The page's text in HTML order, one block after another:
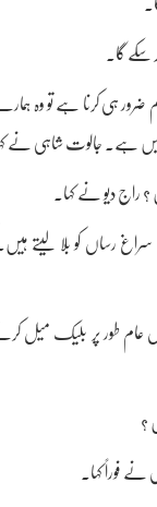
سکے گا۔
ضرور ہی کرنا ہے تو وہ
ہے۔ جالوت شاہی نے
راج دیو نے کہا۔
رساں کو بلا لیتے
عام طور پر بلیک میل
؟
نے فوراً کہا۔